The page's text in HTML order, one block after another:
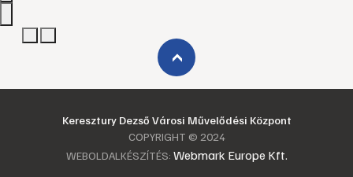
›
Keresztury Dezső Városi Művelődési Központ
COPYRIGHT © 2024
WEBOLDALKÉSZÍTÉS: Webmark Europe Kft.